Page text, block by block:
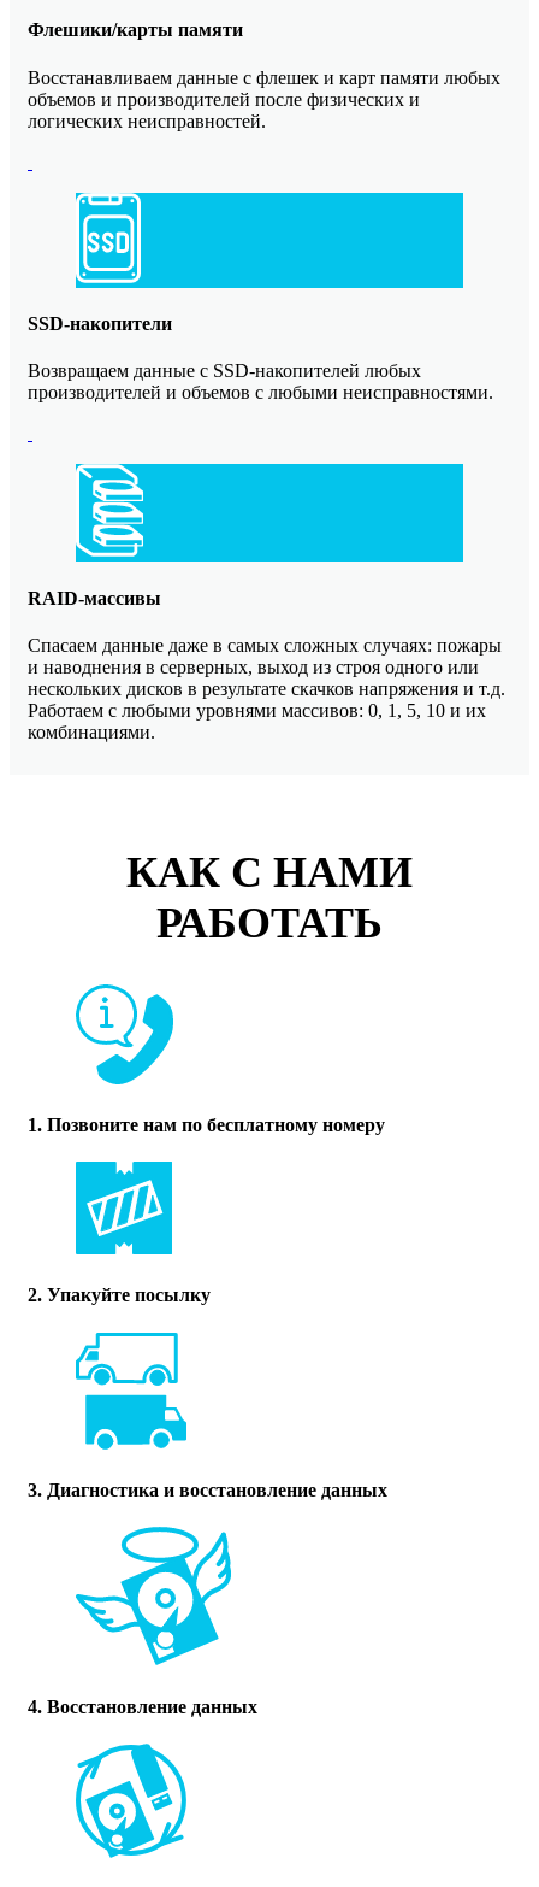
Флешики/карты памяти
Восстанавливаем данные с флешек и карт памяти любых
объемов и производителей после физических и
логических неисправностей.
SSD-накопители
Возвращаем данные с SSD-накопителей любых
производителей и объемов с любыми неисправностями.
RAID-массивы
Спасаем данные даже в самых сложных случаях: пожары
и наводнения в серверных, выход из строя одного или
нескольких дисков в результате скачков напряжения и т.д.
Работаем с любыми уровнями массивов: 0, 1, 5, 10 и их
комбинациями.
КАК С НАМИ
РАБОТАТЬ
1. Позвоните нам по бесплатному номеру
2. Упакуйте посылку
3. Диагностика и восстановление данных
4. Восстановление данных